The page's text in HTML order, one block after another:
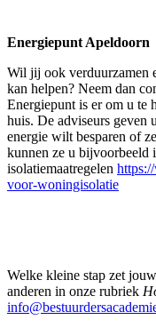
Energiepunt Apeldoorn
Wil jij ook verduurzamen
kan helpen? Neem dan
Energiepunt is er om u te
huis. De adviseurs geven
energie wilt besparen of
kunnen ze u bijvoorbeeld
isolatiemaatregelen
voor-woningisolatie
Welke kleine stap zet
anderen in onze rubriek